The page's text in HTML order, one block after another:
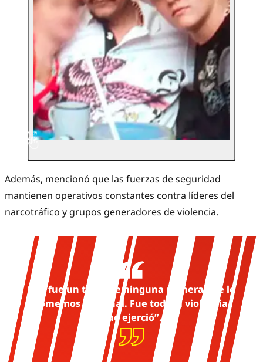
Además, mencionó que las fuerzas de seguridad
mantienen operativos constantes contra líderes del
narcotráfico y grupos generadores de violencia.
“No fue un tema de ninguna manera que lo
tomemos personal. Fue toda la violencia
que ejerció”.